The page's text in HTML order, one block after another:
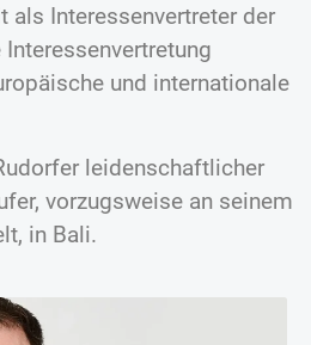
als Interessenvertreter der
und internationale
leidenschaftlicher
vorzugsweise an seinem
in Bali.